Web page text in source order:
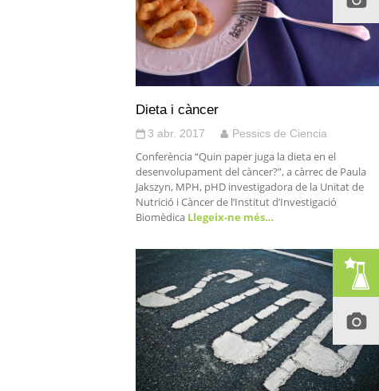
Dieta i càncer
3 abr. 2017 Pessics de Ciencia
Conferència “Quin paper juga la dieta en el
desenvolupament del càncer?”, a càrrec de Paula
Jakszyn, MPH, pHD investigadora de la Unitat de
Nutrició i Càncer de l’Institut d’Investigació
Biomèdica Llegeix-ne més…